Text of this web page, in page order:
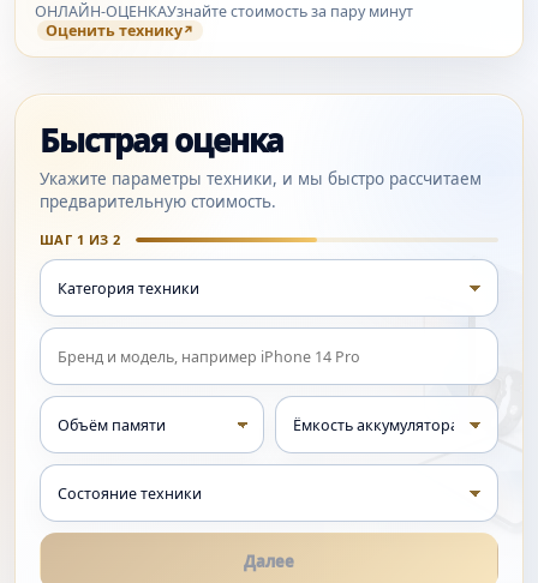
ОНЛАЙН-ОЦЕНКАУзнайте стоимость за пару минут
Оценить технику
Быстрая оценка
Укажите параметры техники, и мы быстро рассчитаем
предварительную стоимость.
ШАГ 1 ИЗ 2
Далее